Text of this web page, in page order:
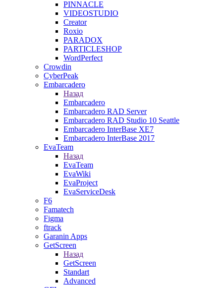
PINNACLE
VIDEOSTUDIO
Creator
Roxio
PARADOX
PARTICLESHOP
WordPerfect
Crowdin
CyberPeak
Embarcadero
Назад
Embarcadero
Embarcadero RAD Server
Embarcadero RAD Studio 10 Seattle
Embarcadero InterBase XE7
Embarcadero InterBase 2017
EvaTeam
Назад
EvaTeam
EvaWiki
EvaProject
EvaServiceDesk
F6
Famatech
Figma
ftrack
Garanin Apps
GetScreen
Назад
GetScreen
Standart
Advanced